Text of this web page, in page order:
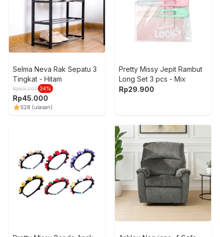
Selma Neva Rak Sepatu 3
Tingkat - Hitam
Rp69.000 34%
Rp45.000
528 (ulasan)
Pretty Missy Jepit Rambut
Long Set 3 pcs - Mix
Rp29.900